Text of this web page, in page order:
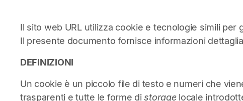
Il sito web URL utilizza cookie e tecnologie simili
Il presente documento fornisce informazioni
DEFINIZIONI
Un cookie è un piccolo file di testo e numeri che
trasparenti e tutte le forme distorage locale